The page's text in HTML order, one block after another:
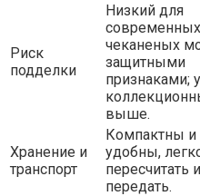
Риск
подделки
Низкий для
современных
чеканеных
защитными
признаками; у
выше.
Хранение и
транспорт
Компактны и
удобны,
пересчитать и
передать.